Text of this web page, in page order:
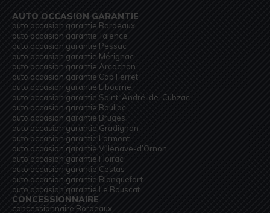
AUTO OCCASION GARANTIE
auto occasion garantie Bordeaux
auto occasion garantie Talence
auto occasion garantie Pessac
auto occasion garantie Mérignac
auto occasion garantie Arcachon
auto occasion garantie Cap Ferret
auto occasion garantie Libourne
auto occasion garantie Saint-André-de-Cubzac
auto occasion garantie Bouliac
auto occasion garantie Bruges
auto occasion garantie Gradignan
auto occasion garantie Lormont
auto occasion garantie Villenave-d’Ornon
auto occasion garantie Floirac
auto occasion garantie Cestas
auto occasion garantie Blanquefort
auto occasion garantie Le Bouscat
CONCESSIONNAIRE
concessionnaire Bordeaux